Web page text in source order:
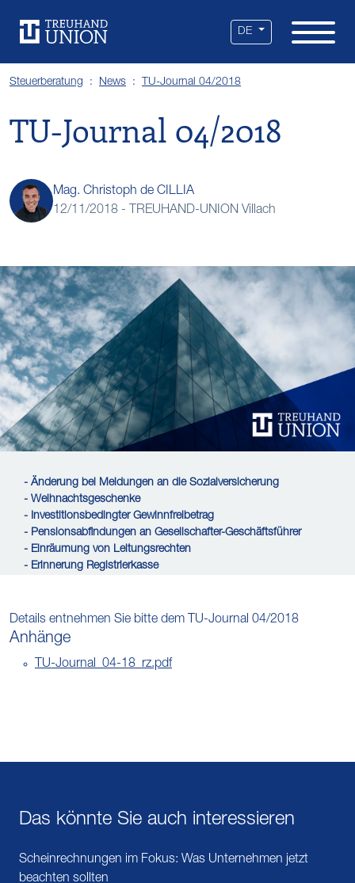
DE
Steuerberatung News TU-Journal 04/2018
TU-Journal 04/2018
Mag. Christoph de CILLIA
12/11/2018 - TREUHAND-UNION Villach
- Änderung bei Meldungen an die Sozialversicherung
- Weihnachtsgeschenke
- Investitionsbedingter Gewinnfreibetrag
- Pensionsabfindungen an Gesellschafter-Geschäftsführer
- Einräumung von Leitungsrechten
- Erinnerung Registrierkasse
Details entnehmen Sie bitte dem TU-Journal 04/2018
Anhänge
TU-Journal_04-18_rz.pdf
Das könnte Sie auch interessieren
Scheinrechnungen im Fokus: Was Unternehmen jetzt
beachten sollten